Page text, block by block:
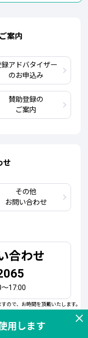
案内
録アドバタイザー
のお申込み
賛助登録の
ご案内
せ
その他
お問い合わせ
合わせ
17:00
ので、お時間を頂戴いたします。
用します